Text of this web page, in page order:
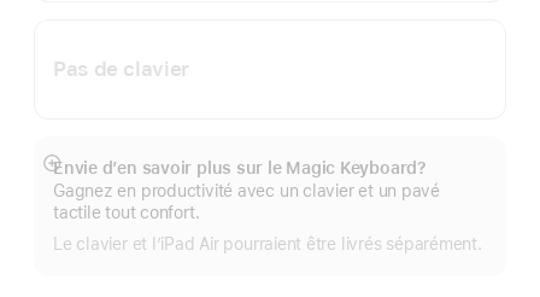
Pas de clavier
Envie d’en savoir plus sur le Magic Keyboard?
Gagnez en productivité avec un clavier et un pavé
tactile tout confort.
Le clavier et l’iPad Air pourraient être livrés séparément.
En
montrer
plus